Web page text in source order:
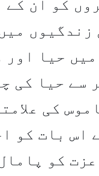
کو ان
زندگیوں
حیا اور
سے حیا کی
کی
اس بات کو
کو